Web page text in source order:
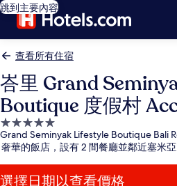
跳到主要內容
查看所有住宿
峇里 Grand
Boutique 度假村
5.0
星
級
住
Grand Seminyak Lifestyle Boutique Bali
奢華的飯店，設有 2 間餐廳並鄰近塞米
選擇日期以查看價格